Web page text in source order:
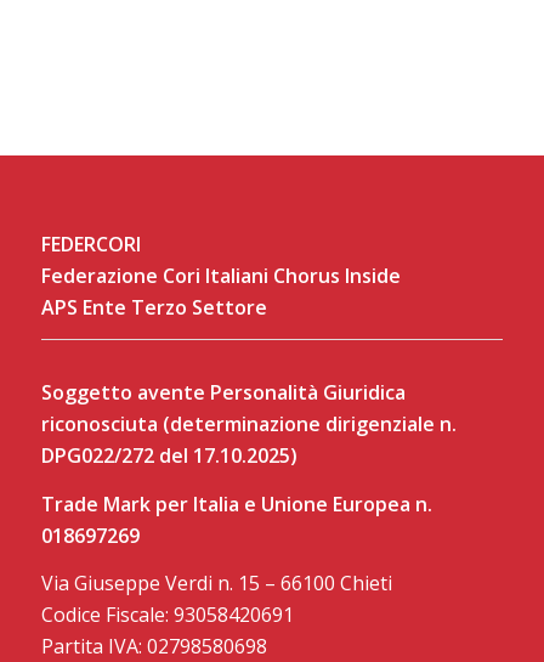
FEDERCORI
Federazione Cori Italiani Chorus Inside
APS Ente Terzo Settore
Soggetto avente Personalità Giuridica
riconosciuta (determinazione dirigenziale n.
DPG022/272 del 17.10.2025)
Trade Mark per Italia e Unione Europea n.
018697269
Via Giuseppe Verdi n. 15 – 66100 Chieti
Codice Fiscale: 93058420691
Partita IVA: 02798580698